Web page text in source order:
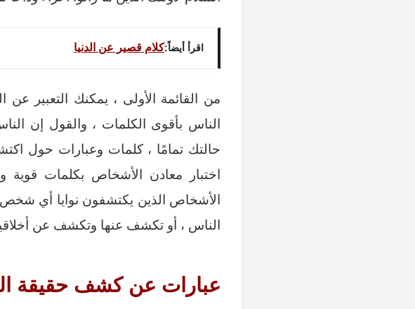
اقرأ أيضاً:كلام قصير عن الدنيا
من القائمة الأولى ، يمكنك التعبير
الناس بأقوى الكلمات ، والقول إن
حالتك تمامًا ، كلمات وعبارات حول
اختبار معادن الأشخاص بكلمات
الأشخاص الذين يكتشفون نوايا أي
الناس ، أو تكشف عنها وتكشف عن
عبارات عن كشف حقيقة